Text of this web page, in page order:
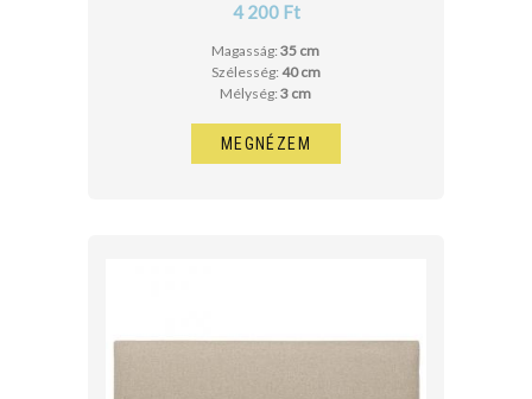
4 200 Ft
Magasság:35 cm
Szélesség: 40 cm
Mélység:3 cm
MEGNÉZEM